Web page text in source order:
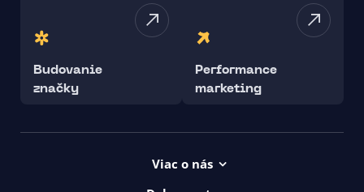
Budovanie
značky
Performance
marketing
Viac o nás